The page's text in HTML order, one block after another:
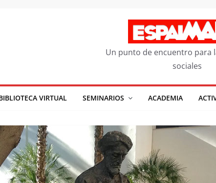
Un punto de encuentro para
sociales
VIRTUAL SEMINARIOS ACADEMIA